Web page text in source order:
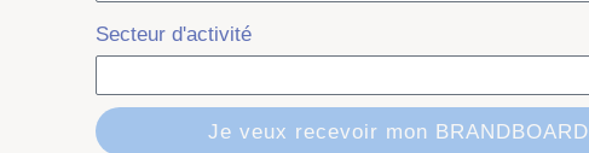
Secteur d'activité
Je veux recevoir mon BRANDBOARD